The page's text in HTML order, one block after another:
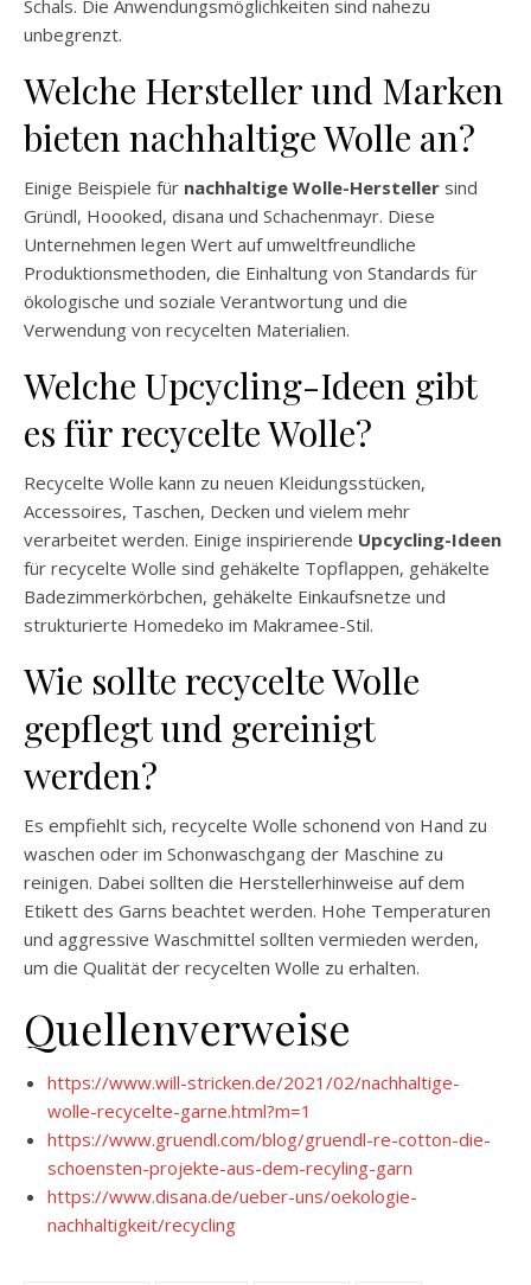
Schals. Die Anwendungsmöglichkeiten sind nahezu
unbegrenzt.
Welche Hersteller und Marken
bieten nachhaltige Wolle an?
Einige Beispiele für nachhaltige Wolle-Hersteller sind
Gründl, Hoooked, disana und Schachenmayr. Diese
Unternehmen legen Wert auf umweltfreundliche
Produktionsmethoden, die Einhaltung von Standards für
ökologische und soziale Verantwortung und die
Verwendung von recycelten Materialien.
Welche Upcycling-Ideen gibt
es für recycelte Wolle?
Recycelte Wolle kann zu neuen Kleidungsstücken,
Accessoires, Taschen, Decken und vielem mehr
verarbeitet werden. Einige inspirierende Upcycling-Ideen
für recycelte Wolle sind gehäkelte Topflappen, gehäkelte
Badezimmerkörbchen, gehäkelte Einkaufsnetze und
strukturierte Homedeko im Makramee-Stil.
Wie sollte recycelte Wolle
gepflegt und gereinigt
werden?
Es empfiehlt sich, recycelte Wolle schonend von Hand zu
waschen oder im Schonwaschgang der Maschine zu
reinigen. Dabei sollten die Herstellerhinweise auf dem
Etikett des Garns beachtet werden. Hohe Temperaturen
und aggressive Waschmittel sollten vermieden werden,
um die Qualität der recycelten Wolle zu erhalten.
Quellenverweise
https://www.will-stricken.de/2021/02/nachhaltige-
wolle-recycelte-garne.html?m=1
https://www.gruendl.com/blog/gruendl-re-cotton-die-
schoensten-projekte-aus-dem-recyling-garn
https://www.disana.de/ueber-uns/oekologie-
nachhaltigkeit/recycling